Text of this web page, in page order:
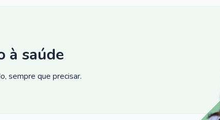
à saúde
sempre que precisar.